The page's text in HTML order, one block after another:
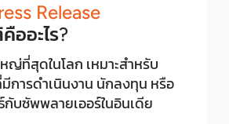
Release
ออะไร?
ญ่ที่สุดในโลก เหมาะสำหรับ
การดำเนินงาน นักลงทุน หรือ
บซัพพลายเออร์ในอินเดีย